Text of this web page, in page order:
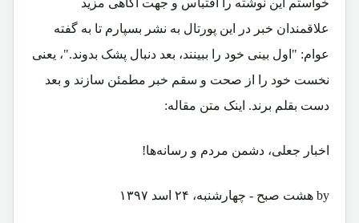
خواستم این نوشته را اقتباس و جهت آگاهی مزید
علاقمندان خبر در این پورتال به نشر بسپارم تا به گفته
عوام: "اول بینی خود را ببینند، بعد دنبال پشک بدوند."، یعنی
نخست خود را از صحت و سقم خبر مطمئن سازند و بعد
دست بقلم برند. اینک متن مقاله:
اخبار جعلی، دشمن مردم و رسانه‌ها!
by هشت صبح - چهارشنبه، ۲۴ اسد ۱۳۹۷